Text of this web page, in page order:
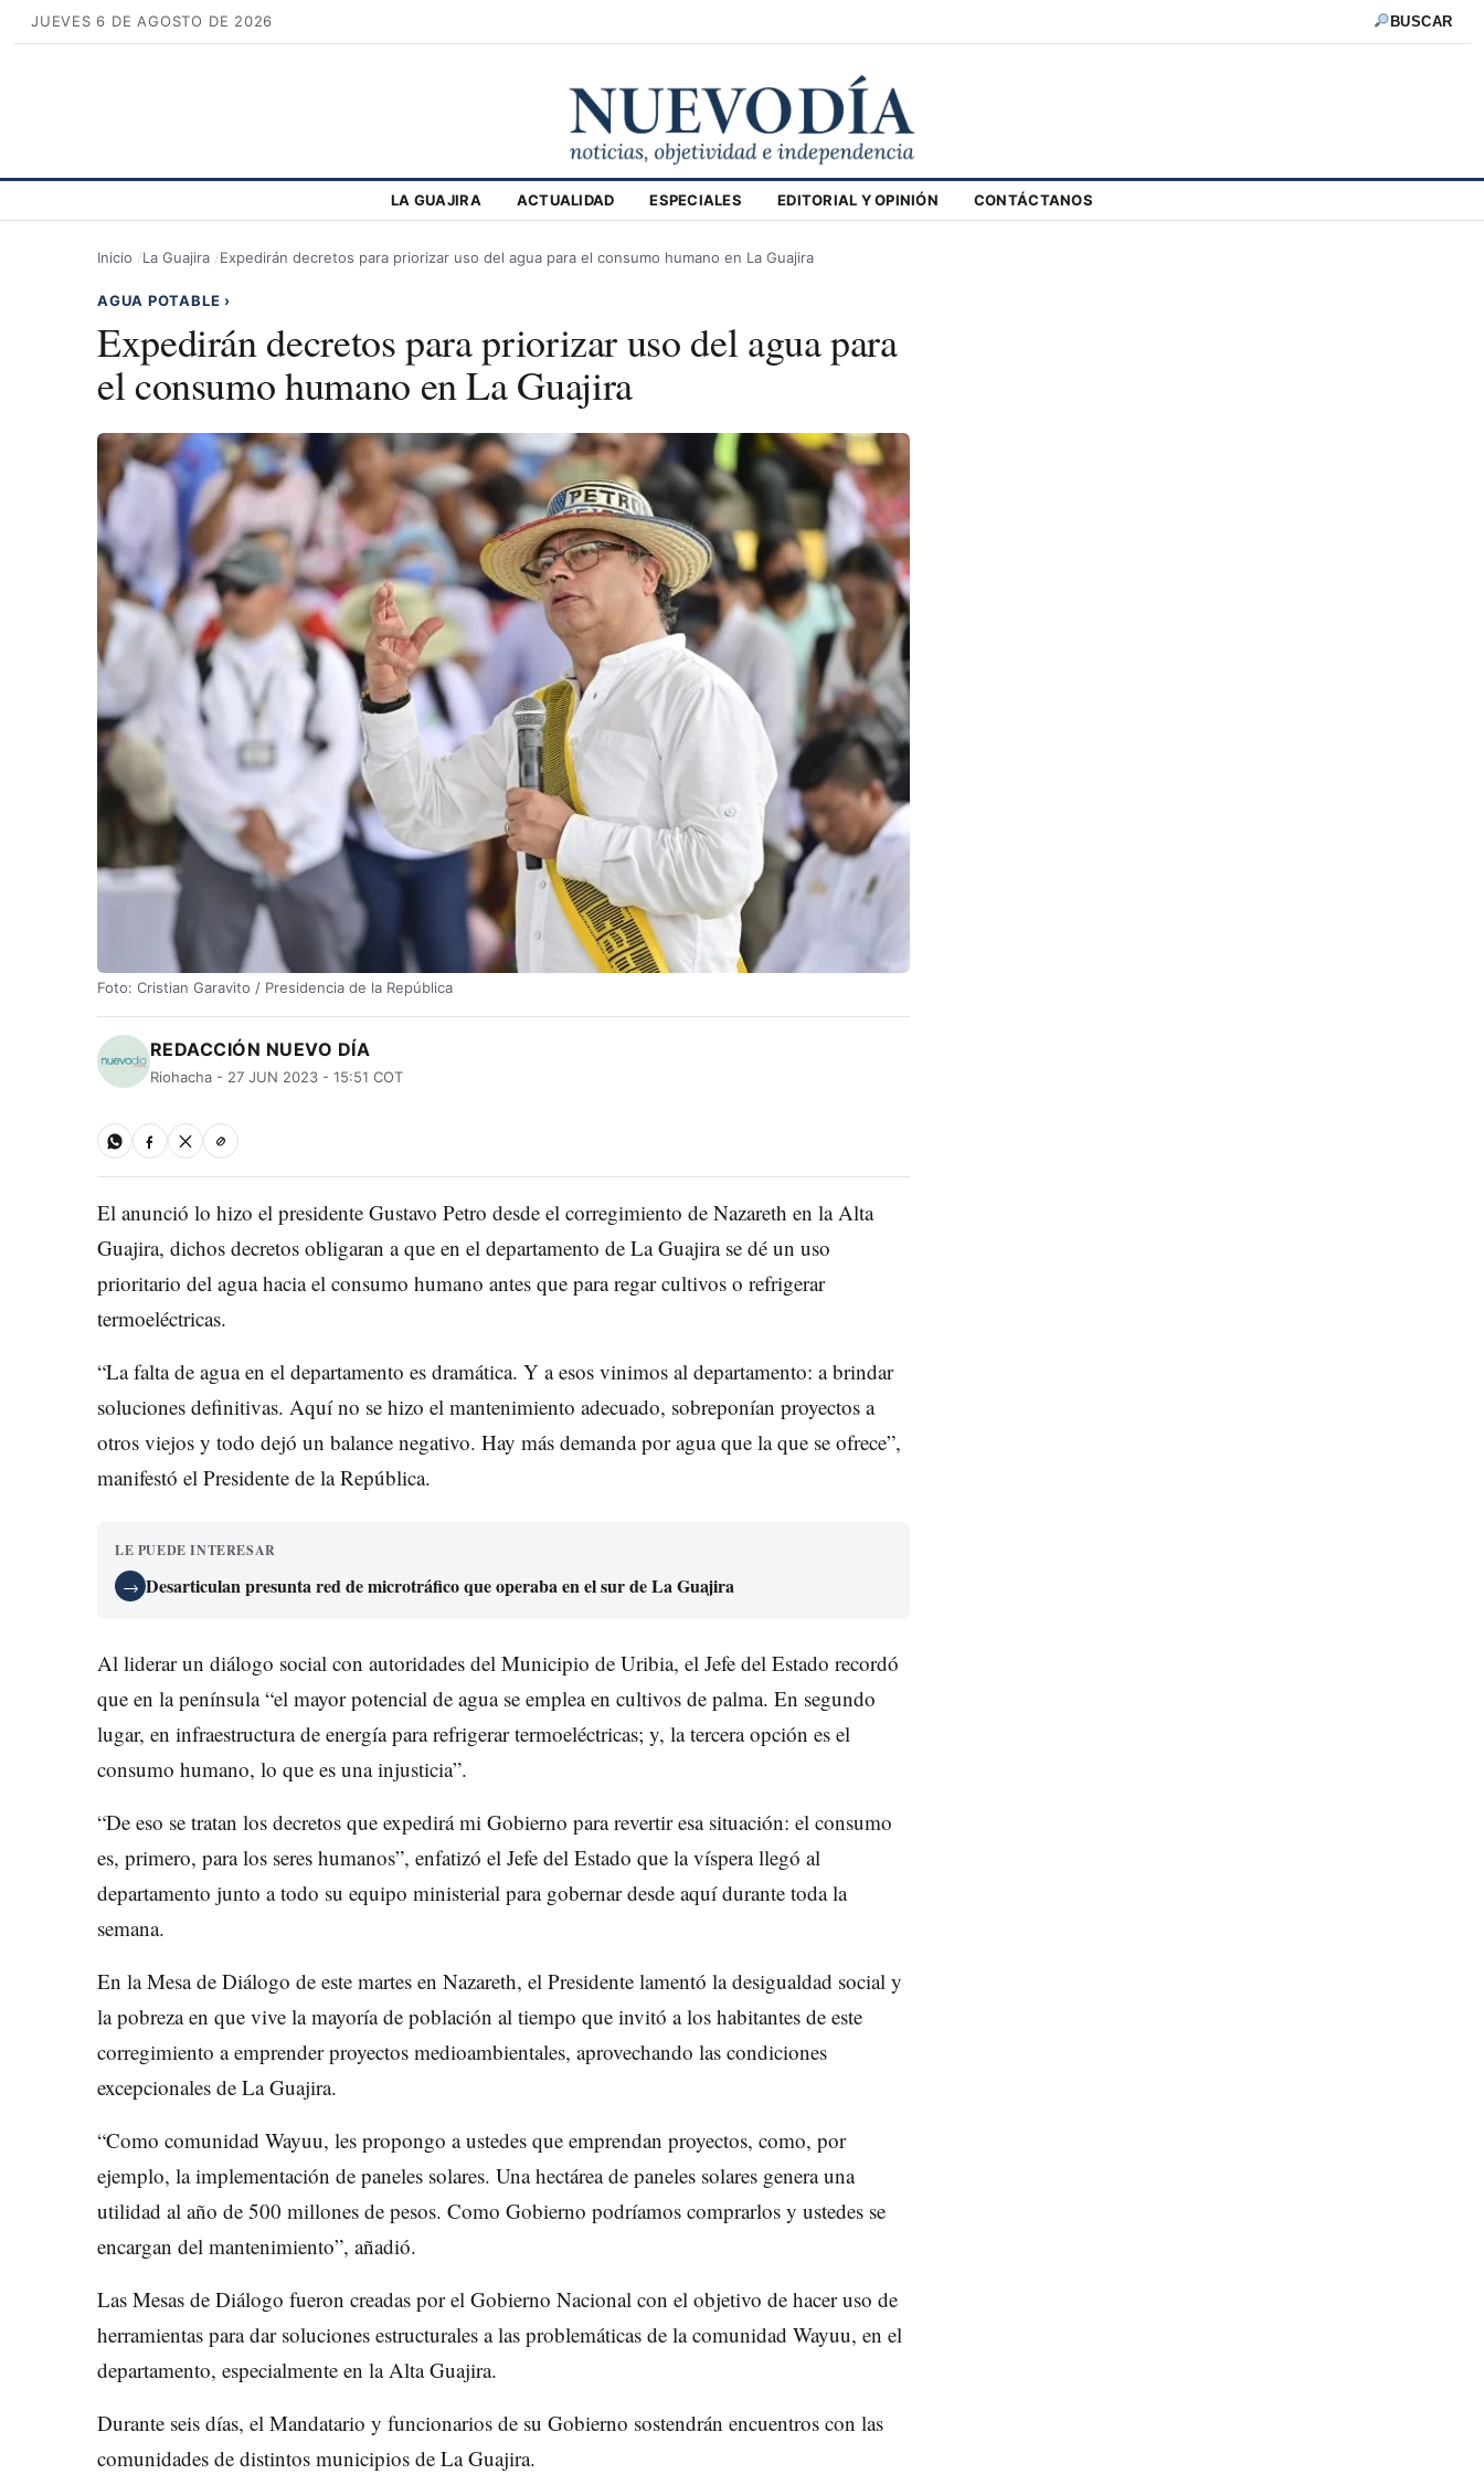
JUEVES 6 DE AGOSTO DE 2026 BUSCAR
LA GUAJIRA ACTUALIDAD ESPECIALES EDITORIAL Y OPINIÓN CONTÁCTANOS
Inicio La Guajira Expedirán decretos para priorizar uso del agua para el consumo humano en La Guajira
AGUA POTABLE ›
Expedirán decretos para priorizar uso del agua para
el consumo humano en La Guajira
Foto: Cristian Garavito / Presidencia de la República
REDACCIÓN NUEVO DÍA
Riohacha - 27 JUN 2023 - 15:51 COT
El anunció lo hizo el presidente Gustavo Petro desde el corregimiento de Nazareth en la Alta
Guajira, dichos decretos obligaran a que en el departamento de La Guajira se dé un uso
prioritario del agua hacia el consumo humano antes que para regar cultivos o refrigerar
termoeléctricas.
“La falta de agua en el departamento es dramática. Y a esos vinimos al departamento: a brindar
soluciones definitivas. Aquí no se hizo el mantenimiento adecuado, sobreponían proyectos a
otros viejos y todo dejó un balance negativo. Hay más demanda por agua que la que se ofrece”,
manifestó el Presidente de la República.
LE PUEDE INTERESAR
→ Desarticulan presunta red de microtráfico que operaba en el sur de La Guajira
Al liderar un diálogo social con autoridades del Municipio de Uribia, el Jefe del Estado recordó
que en la península “el mayor potencial de agua se emplea en cultivos de palma. En segundo
lugar, en infraestructura de energía para refrigerar termoeléctricas; y, la tercera opción es el
consumo humano, lo que es una injusticia”.
“De eso se tratan los decretos que expedirá mi Gobierno para revertir esa situación: el consumo
es, primero, para los seres humanos”, enfatizó el Jefe del Estado que la víspera llegó al
departamento junto a todo su equipo ministerial para gobernar desde aquí durante toda la
semana.
En la Mesa de Diálogo de este martes en Nazareth, el Presidente lamentó la desigualdad social y
la pobreza en que vive la mayoría de población al tiempo que invitó a los habitantes de este
corregimiento a emprender proyectos medioambientales, aprovechando las condiciones
excepcionales de La Guajira.
“Como comunidad Wayuu, les propongo a ustedes que emprendan proyectos, como, por
ejemplo, la implementación de paneles solares. Una hectárea de paneles solares genera una
utilidad al año de 500 millones de pesos. Como Gobierno podríamos comprarlos y ustedes se
encargan del mantenimiento”, añadió.
Las Mesas de Diálogo fueron creadas por el Gobierno Nacional con el objetivo de hacer uso de
herramientas para dar soluciones estructurales a las problemáticas de la comunidad Wayuu, en el
departamento, especialmente en la Alta Guajira.
Durante seis días, el Mandatario y funcionarios de su Gobierno sostendrán encuentros con las
comunidades de distintos municipios de La Guajira.